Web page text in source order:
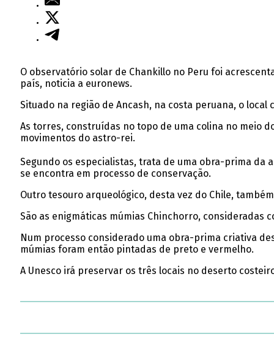
O observatório solar de Chankillo no Peru foi
país, noticia a euronews.
Situado na região de Ancash, na costa peruana, o
As torres, construídas no topo de uma colina no meio
movimentos do astro-rei.
Segundo os especialistas, trata de uma obra-prima da
se encontra em processo de conservação.
Outro tesouro arqueológico, desta vez do Chile,
São as enigmáticas múmias Chinchorro, consideradas
Num processo considerado uma obra-prima criativa
múmias foram então pintadas de preto e vermelho.
A Unesco irá preservar os três locais no deserto